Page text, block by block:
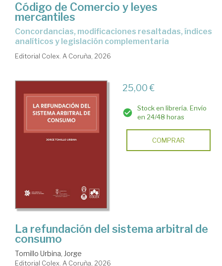
Código de Comercio y leyes
mercantiles
Concordancias, modificaciones resaltadas, índices
analíticos y legislación complementaria
Editorial Colex. A Coruña, 2026
25,00 €
Stock en librería. Envío
en 24/48 horas
COMPRAR
La refundación del sistema arbitral de
consumo
Tomillo Urbina, Jorge
Editorial Colex. A Coruña, 2026